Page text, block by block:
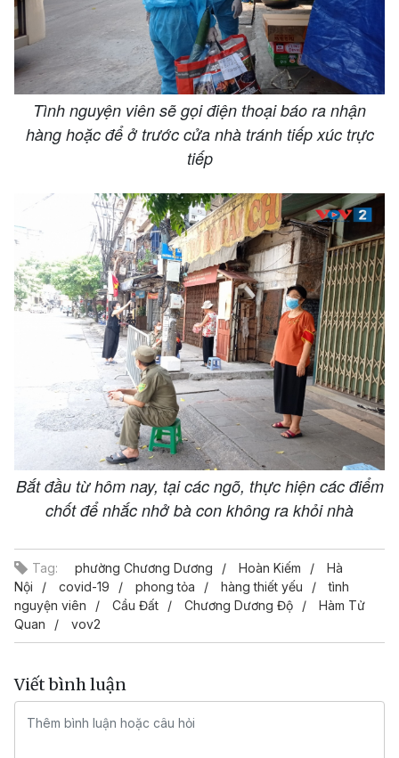
Tình nguyện viên sẽ gọi điện thoại báo ra nhận
hàng hoặc để ở trước cửa nhà tránh tiếp xúc trực
tiếp
Bắt đầu từ hôm nay, tại các ngõ, thực hiện các điểm
chốt để nhắc nhở bà con không ra khỏi nhà
Tag: phường Chương Dương Hoàn Kiếm
Hà
Nội
covid-19 phong tỏa hàng thiết yếu
tình
nguyện viên
Cầu Đất Chương Dương Độ
Hàm Tử
Quan
vov2
Viết bình luận